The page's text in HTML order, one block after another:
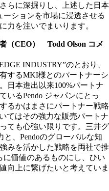
らに深掘りし、上述した日本
ションを市場に浸透させる
力を注いでまいります。
（CEO） Todd Olson コメ
INDUSTRY”のとおり、
するMKI様とのパートナーシ
日本進出以来100%パートナ
いるPendo ジャパンにとっ
るかはまさにパートナー戦略
てはその強力な販売パートナ
ても心強い限りです。三井グ
、Pendoのグローバルな知
みを活かした戦略を両社で推
価値のあるものにし、ひい
向上に繋げたいと考えていま